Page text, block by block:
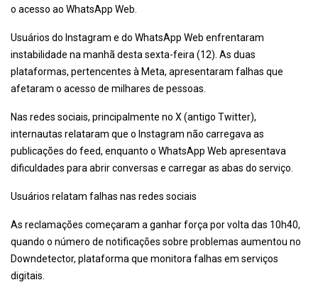
o acesso ao WhatsApp Web.
Usuários do Instagram e do WhatsApp Web enfrentaram
instabilidade na manhã desta sexta-feira (12). As duas
plataformas, pertencentes à Meta, apresentaram falhas que
afetaram o acesso de milhares de pessoas.
Nas redes sociais, principalmente no X (antigo Twitter),
internautas relataram que o Instagram não carregava as
publicações do feed, enquanto o WhatsApp Web apresentava
dificuldades para abrir conversas e carregar as abas do serviço.
Usuários relatam falhas nas redes sociais
As reclamações começaram a ganhar força por volta das 10h40,
quando o número de notificações sobre problemas aumentou no
Downdetector, plataforma que monitora falhas em serviços
digitais.